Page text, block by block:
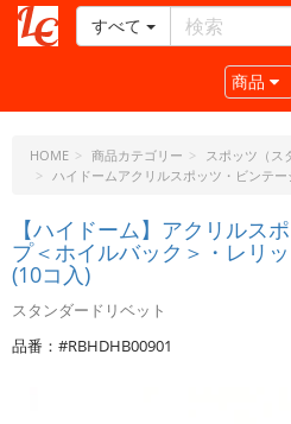
ー
ラ
フ
ド
ッ
ト・
ジ
ェ
ー
すべて
Toggle
商品
HOME 商品カテゴリー
スポッツ（ス
ハイドームアクリルスポッツ・ビンテ
【ハイドーム】アクリルス
プ＜ホイルバック＞・レリ
(10コ入)
スタンダードリベット
品番：#RBHDHB00901